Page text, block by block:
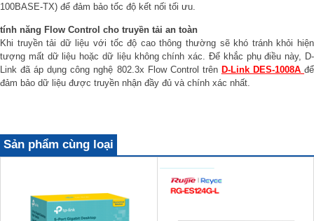
100BASE-TX) để đảm bảo tốc độ kết nối tối ưu.
tính năng Flow Control cho truyền tải an toàn
Khi truyền tải dữ liệu với tốc độ cao thông thường sẽ khó tránh khỏi hiện
tượng mất dữ liệu hoặc dữ liệu không chính xác. Để khắc phụ điều này, D-
Link đã áp dụng công nghệ 802.3x Flow Control trên D-Link DES-1008A để
đảm bảo dữ liệu được truyền nhận đầy đủ và chính xác nhất.
Sản phẩm cùng loại